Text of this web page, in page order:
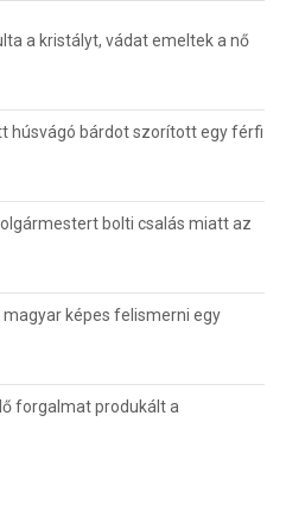
a kristályt, vádat emeltek a nő
húsvágó bárdot szorított egy férfi
bolti csalás miatt az
képes felismerni egy
forgalmat produkált a